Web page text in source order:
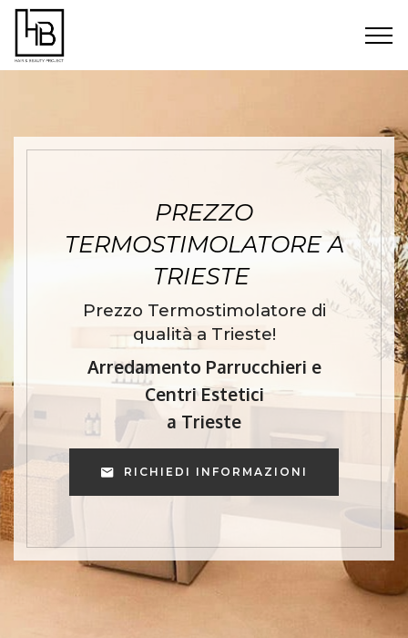
PREZZO
TERMOSTIMOLATORE A
TRIESTE
Prezzo Termostimolatore di
qualità a Trieste!
Arredamento Parrucchieri e
Centri Estetici
a Trieste
RICHIEDI INFORMAZIONI